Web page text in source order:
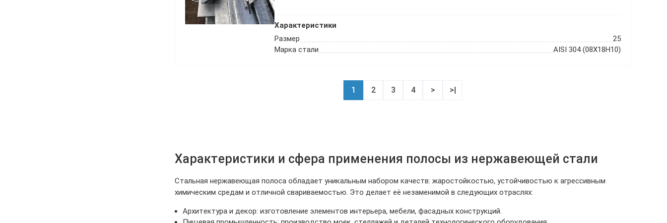
Характеристики
Размер
25
Марка стали
AISI 304 (08Х18Н10)
1 2 3 4 > >|
Характеристики и сфера применения полосы из нержавеющей стали
Стальная нержавеющая полоса обладает уникальным набором качеств: жаростойкостью, устойчивостью к агрессивным
химическим средам и отличной свариваемостью. Это делает её незаменимой в следующих отраслях:
Архитектура и декор: изготовление элементов интерьера, мебели, фасадных конструкций.